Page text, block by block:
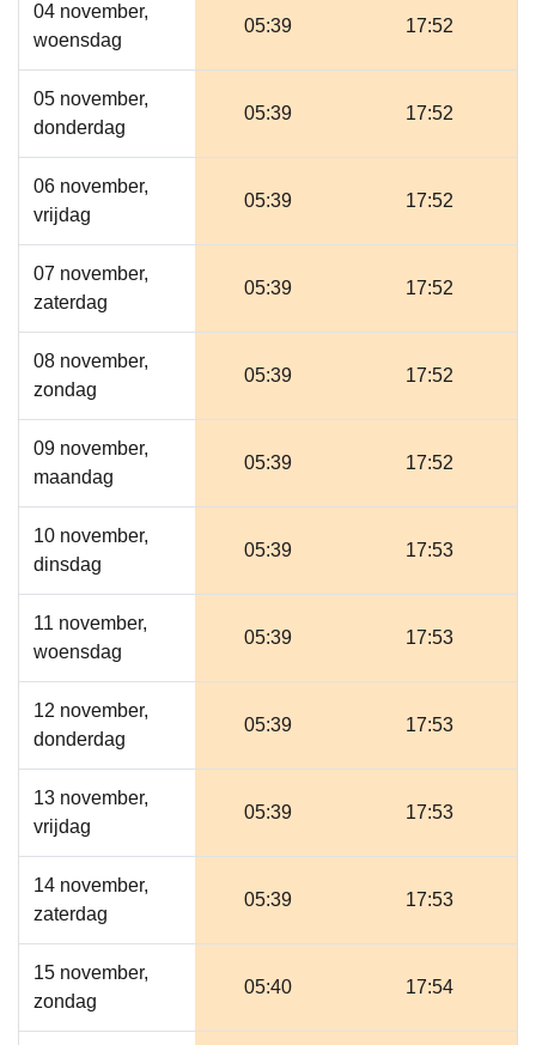
04 november,
woensdag
05:39 17:52
05 november,
donderdag
05:39 17:52
06 november,
vrijdag
05:39 17:52
07 november,
zaterdag
05:39 17:52
08 november,
zondag
05:39 17:52
09 november,
maandag
05:39 17:52
10 november,
dinsdag
05:39 17:53
11 november,
woensdag
05:39 17:53
12 november,
donderdag
05:39 17:53
13 november,
vrijdag
05:39 17:53
14 november,
zaterdag
05:39 17:53
15 november,
zondag
05:40 17:54